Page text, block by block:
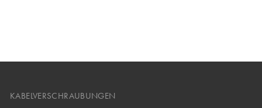
KABELVERSCHRAUBUNGEN